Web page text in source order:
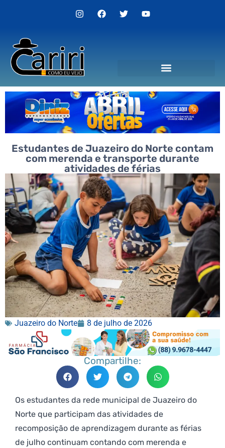
Estudantes de Juazeiro do Norte contam
com merenda e transporte durante
atividades de férias
Juazeiro do Norte 8 de julho de 2026
Compartilhe:
Os estudantes da rede municipal de Juazeiro do
Norte que participam das atividades de
recomposição de aprendizagem durante as férias
de julho continuam contando com merenda e